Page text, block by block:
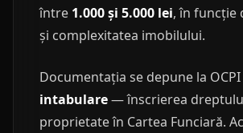
între 1.000 și 5.000 lei, în funcție
și complexitatea imobilului.
Documentația se depune la
intabulare— înscrierea
proprietate în Cartea Funciară.